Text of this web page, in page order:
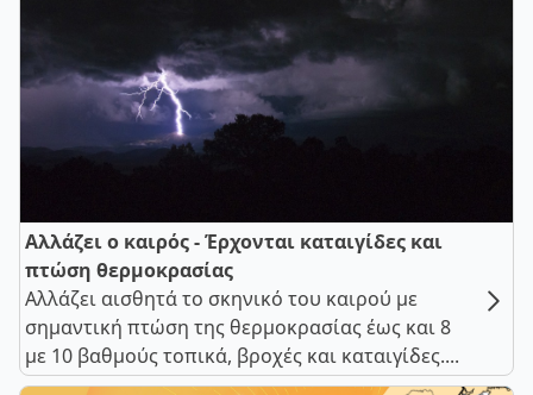
Αλλάζει ο καιρός - Έρχονται καταιγίδες και
πτώση θερμοκρασίας
Αλλάζει αισθητά το σκηνικό του καιρού με
σημαντική πτώση της θερμοκρασίας έως και 8
με 10 βαθμούς τοπικά, βροχές και καταιγίδες....